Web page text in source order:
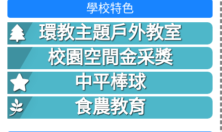
學校特色
環教主題戶外教室
校園空間金采獎
中平棒球
食農教育